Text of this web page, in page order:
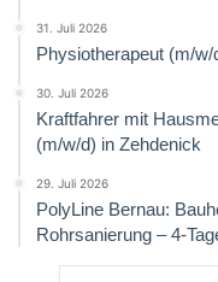
31. Juli 2026
Physiotherapeut (m/
30. Juli 2026
Kraftfahrer mit
(m/w/d) in Zehdenick
29. Juli 2026
PolyLine Bernau:
Rohrsanierung – 4-